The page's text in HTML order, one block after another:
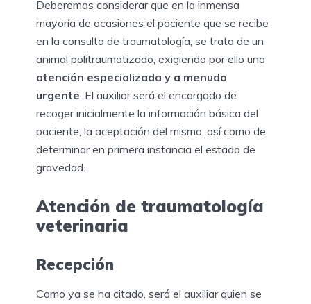
Deberemos considerar que en la inmensa
mayoría de ocasiones el paciente que se recibe
en la consulta de traumatología, se trata de un
animal politraumatizado, exigiendo por ello una
atención especializada y a menudo
urgente. El auxiliar será el encargado de
recoger inicialmente la información básica del
paciente, la aceptación del mismo, así como de
determinar en primera instancia el estado de
gravedad.
Atención de traumatología
veterinaria
Recepción
Como ya se ha citado, será el auxiliar quien se